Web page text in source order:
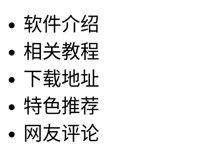
软件介绍
相关教程
下载地址
特色推荐
网友评论